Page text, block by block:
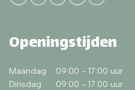
Openingstijden
Maandag 09:00 - 17:00 uur
Dinsdag 09:00 - 17:00 uur